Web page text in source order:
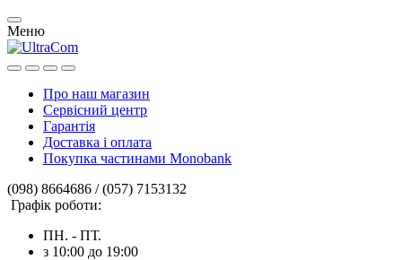
Меню
Про наш магазин
Сервісний центр
Гарантія
Доставка і оплата
Покупка частинами Monobank
(098) 8664686 / (057) 7153132
Графік роботи:
ПН. - ПТ.
з 10:00 до 19:00